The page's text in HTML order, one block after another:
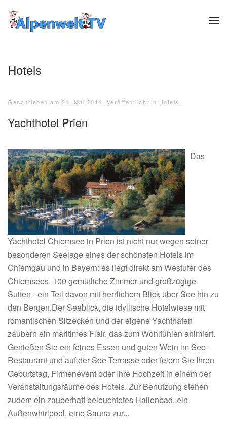
Zum Hauptinhalt springen
Hotels
Geschrieben am 24. Mai 2014 . Veröffentlicht in Hotels
Yachthotel Prien
Das
Yachthotel Chiemsee in Prien ist nicht nur wegen seiner
besonderen Seelage eines der schönsten Hotels im
Chiemgau und in Bayern: es liegt direkt am Westufer des
Chiemsees. 100 gemütliche Zimmer und großzügige
Suiten - ein Teil davon mit herrlichem Blick über See hin zu
den Bergen.Der Seeblick, die idyllische Hotelwiese mit
romantischen Sitzecken und der eigene Yachthafen
zaubern ein maritimes Flair, das zum Wohlfühlen animiert.
Genießen Sie ein feines Essen und guten Wein im See-
Restaurant und auf der See-Terrasse oder feiern Sie Ihren
Geburtstag, Firmenevent oder Ihre Hochzeit in einem der
Veranstaltungsräume des Hotels. Zur Benutzung stehen
zudem ein zauberhaft beleuchtetes Hallenbad, ein
Außenwhirlpool, eine Sauna zur...